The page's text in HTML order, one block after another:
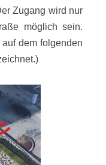
Zugang wird nur
möglich sein.
dem folgenden